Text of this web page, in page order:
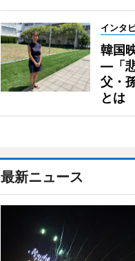
インタ
韓国
―「
父・
とは
最新ニュース